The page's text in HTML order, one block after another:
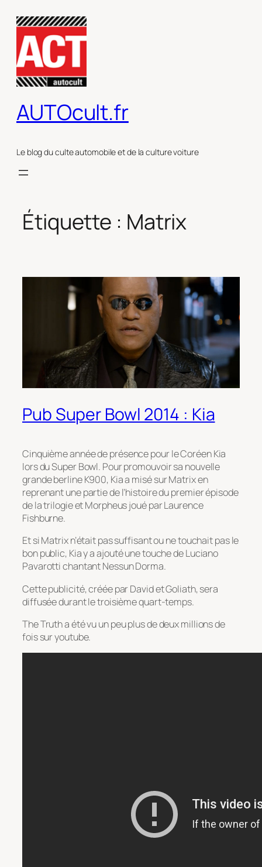
contenu
AUTOcult.fr
Le blog du culte automobile et de la culture voiture
Étiquette : Matrix
Pub Super Bowl 2014 : Kia
Cinquième année de présence pour le Coréen Kia
lors du Super Bowl. Pour promouvoir sa nouvelle
grande berline K900, Kia a misé sur Matrix en
reprenant une partie de l’histoire du premier épisode
de la trilogie et Morpheus joué par Laurence
Fishburne.
Et si Matrix n’était pas suffisant ou ne touchait pas le
bon public, Kia y a ajouté une touche de Luciano
Pavarotti chantant Nessun Dorma.
Cette publicité, créée par David et Goliath, sera
diffusée durant le troisième quart-temps.
The Truth a été vu un peu plus de deux millions de
fois sur youtube.